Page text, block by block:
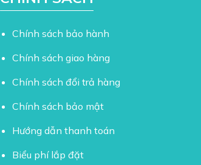
Chính sách bảo hành
Chính sách giao hàng
Chính sách đổi trả hàng
Chính sách bảo mật
Hướng dẫn thanh toán
Biểu phí lắp đặt